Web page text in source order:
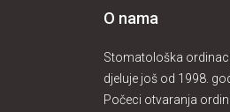
O nama
Stomatološka
djeluje još od 1998.
Počeci otvaranja